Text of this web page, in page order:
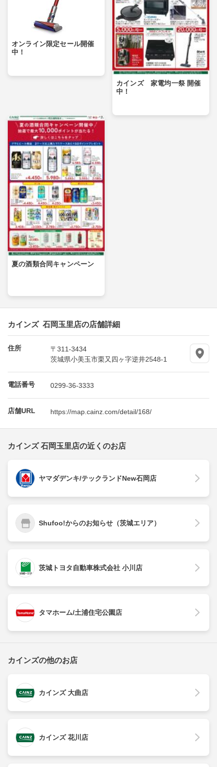
オンライン限定セール開催
中！
カインズ 家電均一祭 開催
中！
夏の酒類合同キャンペーン
カインズ 石岡玉里店の店舗詳細
住所
〒311-3434
茨城県小美玉市栗又四ヶ字逆井2548-1
電話番号 0299-36-3333
店舗URL https://map.cainz.com/detail/168/
カインズ 石岡玉里店の近くのお店
ヤマダデンキ/テックランドNew石岡店
Shufoo!からのお知らせ（茨城エリア）
茨城トヨタ自動車株式会社 小川店
タマホーム/土浦住宅公園店
カインズの他のお店
カインズ 大曲店
カインズ 花川店